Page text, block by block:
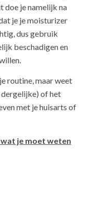
doe je namelijk na
je je moisturizer
dus gebruik
beschadigen en
routine, maar weet
of het
met je huisarts of
je moet weten